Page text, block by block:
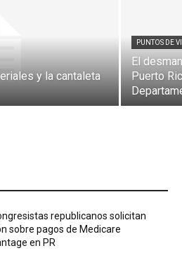
y la cantaleta
PUNTOS DE
El
Puerto
republicanos solicitan
sobre pagos de Medicare
en PR